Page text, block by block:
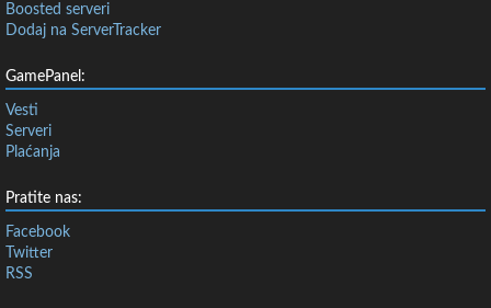
Boosted serveri
Dodaj na ServerTracker
GamePanel:
Vesti
Serveri
Plaćanja
Pratite nas:
Facebook
Twitter
RSS